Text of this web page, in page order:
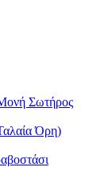
Σωτήρος
Όρη)